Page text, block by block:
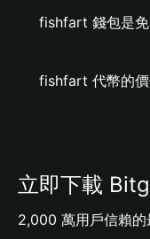
fishfart 錢包是免
fishfart 代幣的價
立即下載
2,000 萬用戶信賴